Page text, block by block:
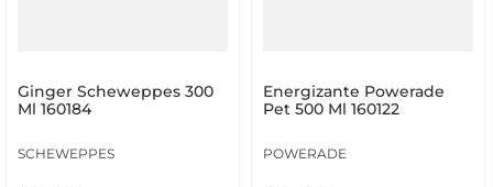
Ginger Scheweppes 300
Ml 160184
SCHEWEPPES
Energizante Powerade
Pet 500 Ml 160122
POWERADE